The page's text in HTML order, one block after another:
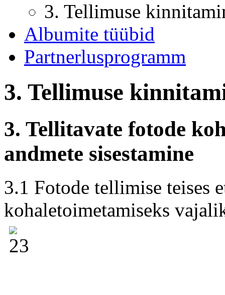
3. Tellimuse
Albumite tüübid
Partnerlusprogramm
3. Tellimuse
3. Tellitavate fotode
andmete sisestamine
3.1 Fotode tellimise teises
kohaletoimetamiseks